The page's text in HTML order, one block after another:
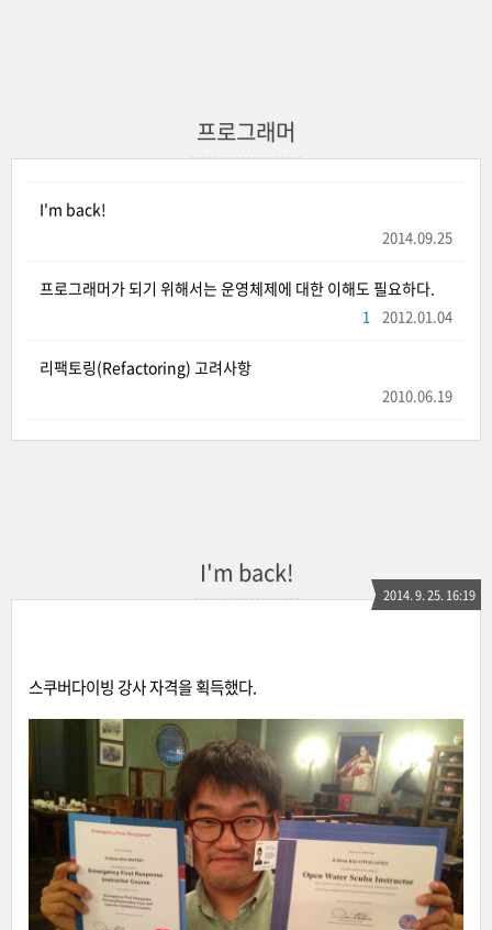
프로그래머
I'm back!
2014.09.25
프로그래머가 되기 위해서는 운영체제에 대한 이해도 필요하다.
2012.01.04
1
리팩토링(Refactoring) 고려사항
2010.06.19
I'm back!
2014. 9. 25. 16:19
스쿠버다이빙 강사 자격을 획득했다.